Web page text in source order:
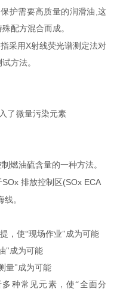
护需要高质量的润滑油 这
配方混合而成。
采用 X射线荧光谱测定法对
方法。
了微量污染元素
燃油硫含量的一种方法。
SOx 排放控制区(SOx ECA
。
，使“现场作业"成为可能
"成为可能
量"成为可能
种常见元素，使“全面分